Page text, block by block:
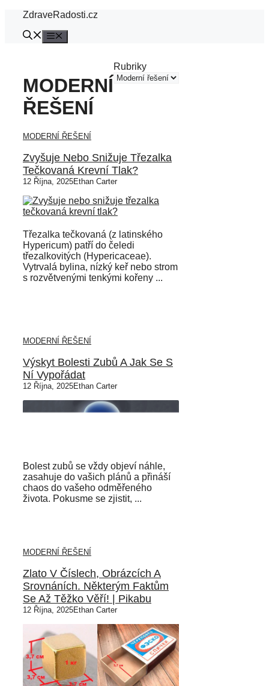
Přeskočit
obsah
ZdraveRadosti.cz
MODERNÍ
ŘEŠENÍ
Rubriky
MODERNÍ ŘEŠENÍ
Zvyšuje Nebo Snižuje Třezalka
Tečkovaná Krevní Tlak?
12 Října, 2025Ethan Carter
Třezalka tečkovaná (z latinského
Hypericum) patří do čeledi
třezalkovitých (Hypericaceae).
Vytrvalá bylina, nízký keř nebo strom
s rozvětvenými tenkými kořeny ...
MODERNÍ ŘEŠENÍ
Výskyt Bolesti Zubů A Jak Se S
Ní Vypořádat
12 Října, 2025Ethan Carter
Bolest zubů se vždy objeví náhle,
zasahuje do vašich plánů a přináší
chaos do vašeho odměřeného
života. Pokusme se zjistit, ...
MODERNÍ ŘEŠENÍ
Zlato V Číslech, Obrázcích A
Srovnáních. Některým Faktům
Se Až Těžko Věří! | Pikabu
12 Října, 2025Ethan Carter